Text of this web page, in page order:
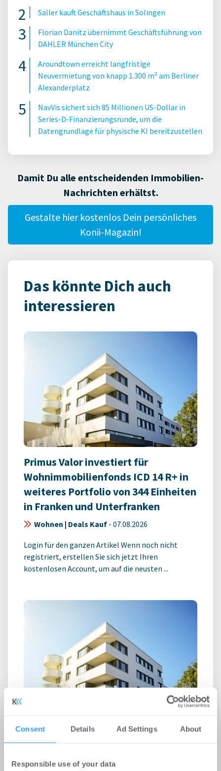
Consent Details Ad Settings About
Responsible use of your data
Saller kauft Geschäftshaus in Solingen
Florian Danitz übernimmt Geschäftsführung von
DAHLER München City
Aroundtown erreicht langfristige
Neuvermietung von knapp 1.300 m² am Berliner
Alexanderplatz
NavVis sichert sich 85 Millionen US-Dollar in
Series-D-Finanzierungsrunde, um die
Datengrundlage für physische KI bereitzustellen
Damit Du alle entscheidenden Immobilien-
Nachrichten erhältst.
Gestalte hier kostenlos Dein persönliches
Konii-Magazin!
Das könnte Dich auch
interessieren
Primus Valor investiert für
Wohnimmobilienfonds ICD 14 R+ in
weiteres Portfolio von 344 Einheiten
in Franken und Unterfranken
Wohnen | Deals Kauf - 07.08.2026
Login für den ganzen Artikel Wenn noch nicht
registriert, erstellen Sie sich jetzt Ihren
kostenlosen Account, um auf die neusten ...
GREIX Kaufpreisindex Q2 2026:
Preisanstieg verliert an Schwung,
real sinken die Immobilienpreise im